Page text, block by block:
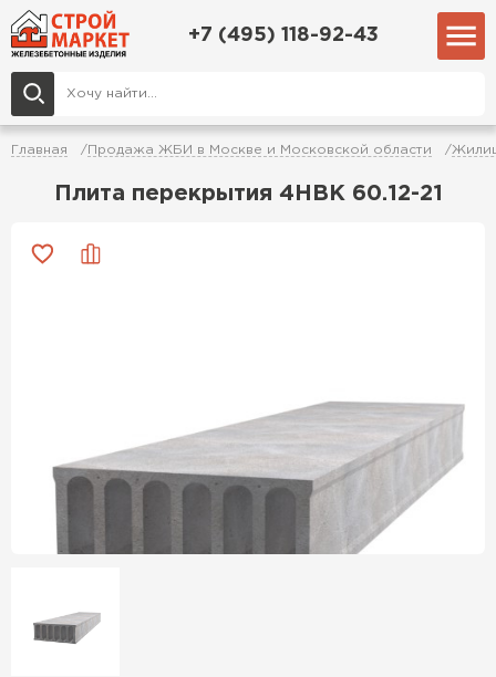
+7 (495) 118-92-43
Главная Продажа ЖБИ в Москве и Московской области
Плита перекрытия 4НВК 60.12-21